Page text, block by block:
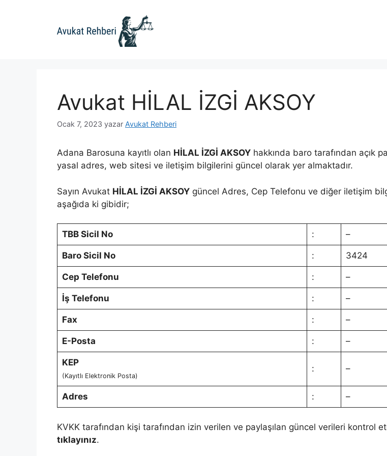
Avukat HİLAL İZGİ AKSOY
Ocak 7, 2023 yazar Avukat Rehberi
Adana Barosuna kayıtlı olan HİLAL İZGİ AKSOY hakkında baro tarafından açık
yasal adres, web sitesi ve iletişim bilgilerini güncel olarak yer almaktadır.
Sayın Avukat HİLAL İZGİ AKSOY güncel Adres, Cep Telefonu ve diğer iletişim
aşağıda ki gibidir;
TBB Sicil No : –
Baro Sicil No : 3424
Cep Telefonu : –
İş Telefonu : –
Fax : –
E-Posta : –
KEP
(Kayıtlı Elektronik Posta)
: –
Adres : –
KVKK tarafından kişi tarafından izin verilen ve paylaşılan güncel verileri kontrol
tıklayınız.